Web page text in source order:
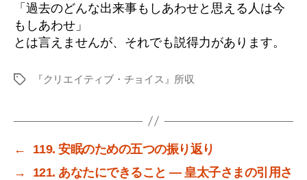
「過去のどんな出来事もしあわせと思える人は今
もしあわせ」
とは言えませんが、それでも説得力があります。
タ
『クリエイティブ・チョイス』所収
←
119. 安眠のための五つの振り返り
→
121. あなたにできること ― 皇太子さまの引用さ